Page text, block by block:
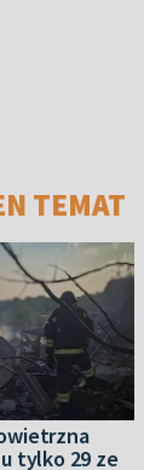
TEMAT
tylko 29 ze